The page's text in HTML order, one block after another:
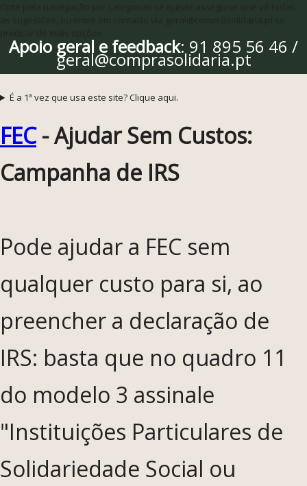
Apoio geral e feedback: 91 895 56 46 /
geral@comprasolidaria.pt
É a 1ª vez que usa este site? Clique aqui.
FEC- Ajudar Sem Custos:
Campanha de IRS
Pode ajudar a FEC sem
qualquer custo para si, ao
preencher a declaração de
IRS: basta que no quadro 11
do modelo 3 assinale
"Instituições Particulares de
Solidariedade Social ou